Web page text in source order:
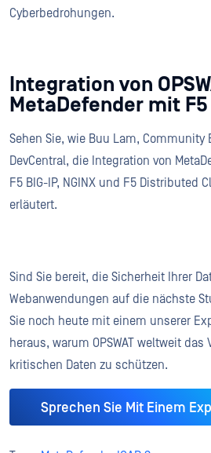
Cyberbedrohungen.
Integration von
MetaDefender mit F5
Sehen Sie, wie Buu Lam, Community
DevCentral, die Integration von
F5 BIG-IP, NGINX und F5 Distributed
erläutert.
Sind Sie bereit, die Sicherheit Ihrer
Webanwendungen auf die nächste
Sie noch heute mit einem unserer
heraus, warum OPSWAT weltweit
kritischen Daten zu schützen.
Sprechen Sie Mit Einem